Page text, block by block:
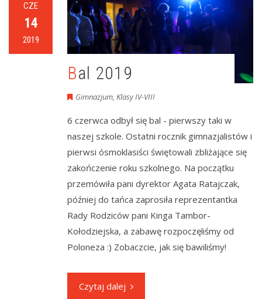
CZE
14
2019
Bal 2019
Gimnazjum, Klasy IV-VIII
6 czerwca odbył się bal - pierwszy taki w
naszej szkole. Ostatni rocznik gimnazjalistów i
pierwsi ósmoklasiści świętowali zbliżające się
zakończenie roku szkolnego. Na początku
przemówiła pani dyrektor Agata Ratajczak,
później do tańca zaprosiła reprezentantka
Rady Rodziców pani Kinga Tambor-
Kołodziejska, a zabawę rozpoczęliśmy od
Poloneza :) Zobaczcie, jak się bawiliśmy!
Czytaj dalej